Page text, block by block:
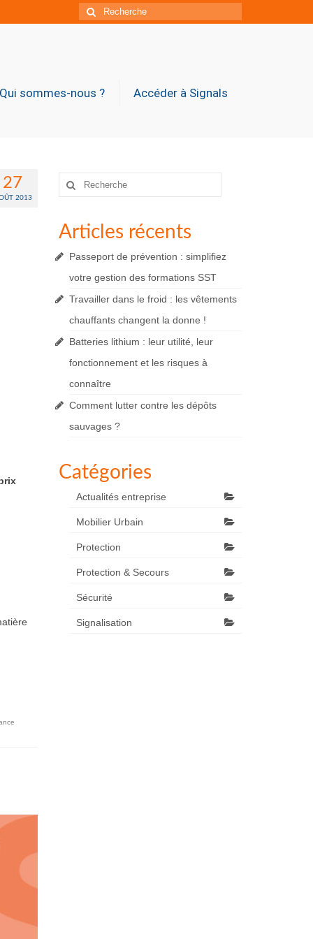
Rechercher
:
Qui sommes-nous ? Accéder à Signals
27
2013
Rechercher
Articles récents
Passeport de prévention : simplifiez
votre gestion des formations SST
Travailler dans le froid : les vêtements
chauffants changent la donne !
Batteries lithium : leur utilité, leur
fonctionnement et les risques à
connaître
Comment lutter contre les dépôts
sauvages ?
Catégories
Actualités entreprise
Mobilier Urbain
Protection
Protection & Secours
Sécurité
Signalisation